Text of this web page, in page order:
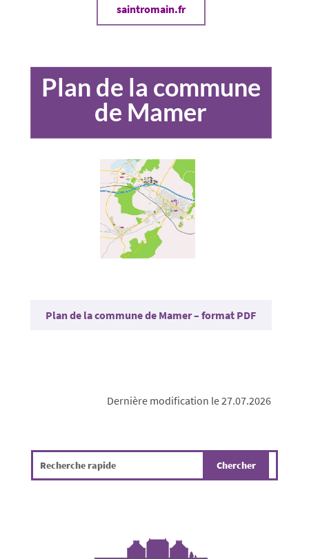
saintromain.fr
Plan de la commune
de Mamer
Plan de la commune de Mamer – format PDF
Dernière modification le 27.07.2026